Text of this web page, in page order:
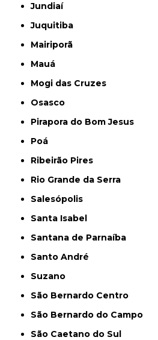
Jundiaí
Juquitiba
Mairiporã
Mauá
Mogi das Cruzes
Osasco
Pirapora do Bom Jesus
Poá
Ribeirão Pires
Rio Grande da Serra
Salesópolis
Santa Isabel
Santana de Parnaíba
Santo André
Suzano
São Bernardo Centro
São Bernardo do Campo
São Caetano do Sul